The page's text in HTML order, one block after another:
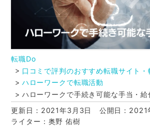
転職Do
口コミで評判のおすすめ転職サイト・
ハローワークで転職活動
ハローワークで手続き可能な手当・給
更新日：2021年3月3日
公開日：2021
ライター：奥野 佑樹